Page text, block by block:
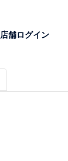
店舗ログイン